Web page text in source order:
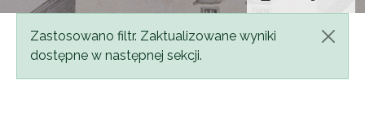
Komunikat
Zastosowano filtr. Zaktualizowane wyniki
dostępne w następnej sekcji.